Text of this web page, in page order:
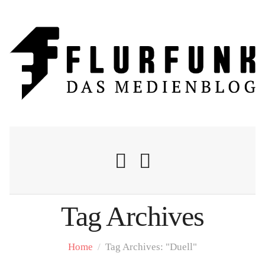
Nachrichten
Tag Archives
Home / Tag Archives: "Duell"